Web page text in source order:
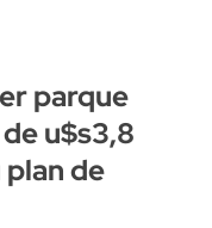
parque
u$s3,8
plan de